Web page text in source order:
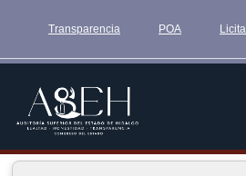
Transparencia POA